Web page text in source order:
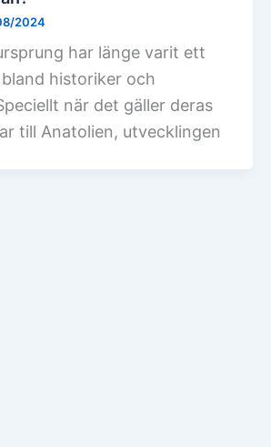
2024
har länge varit ett
historiker och
när det gäller deras
till Anatolien, utvecklingen